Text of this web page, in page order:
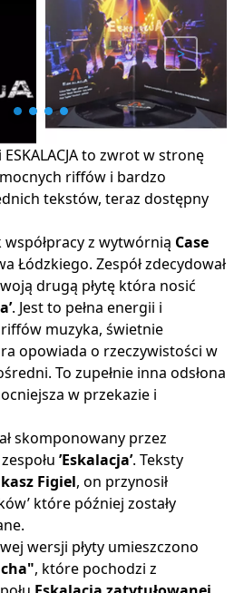
>
to zwrot w stronę
riffów i bardzo
tekstów, teraz dostępny
z wytwórnią Case
Łódzkiego. Zespół zdecydował
drugą płytę która nosić
. Jest to pełna energii i
muzyka, świetnie
opowiada o rzeczywistości w
To zupełnie inna odsłona
w przekazie i
skomponowany przez
’Eskalacja’. Teksty
Figiel, on przynosił
które później zostały
wersji płyty umieszczono
, które pochodzi z